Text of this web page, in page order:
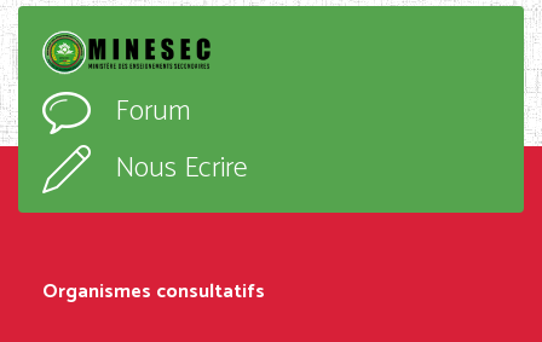
Forum
Nous Ecrire
Organismes consultatifs